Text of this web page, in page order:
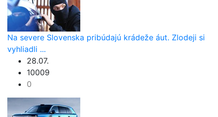
Na severe Slovenska pribúdajú krádeže áut. Zlodeji si
vyhliadli ...
28.07.
10009
0